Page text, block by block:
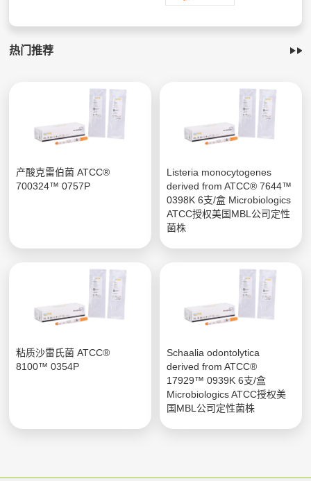
热门推荐
产酸克雷伯菌 ATCC®
700324™ 0757P
Listeria monocytogenes
derived from ATCC® 7644™
0398K 6支/盒 Microbiologics
ATCC授权美国MBL公司定性
菌株
粘质沙雷氏菌 ATCC®
8100™ 0354P
Schaalia odontolytica
derived from ATCC®
17929™ 0939K 6支/盒
Microbiologics ATCC授权美
国MBL公司定性菌株